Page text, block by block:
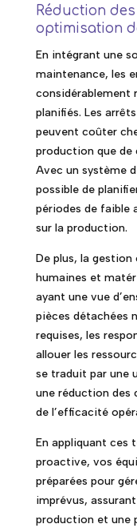
Réduction
optimisation
En intégrant une
maintenance, les
considérablement
planifiés. Les
peuvent coûter
production que de
Avec un système
possible de
périodes de faible
sur la production.
De plus, la
humaines et
ayant une vue
pièces détachées
requises, les
allouer les
se traduit par une
une réduction des
de l’efficacité
En appliquant ces
proactive, vos
préparées pour
imprévus,
production et une